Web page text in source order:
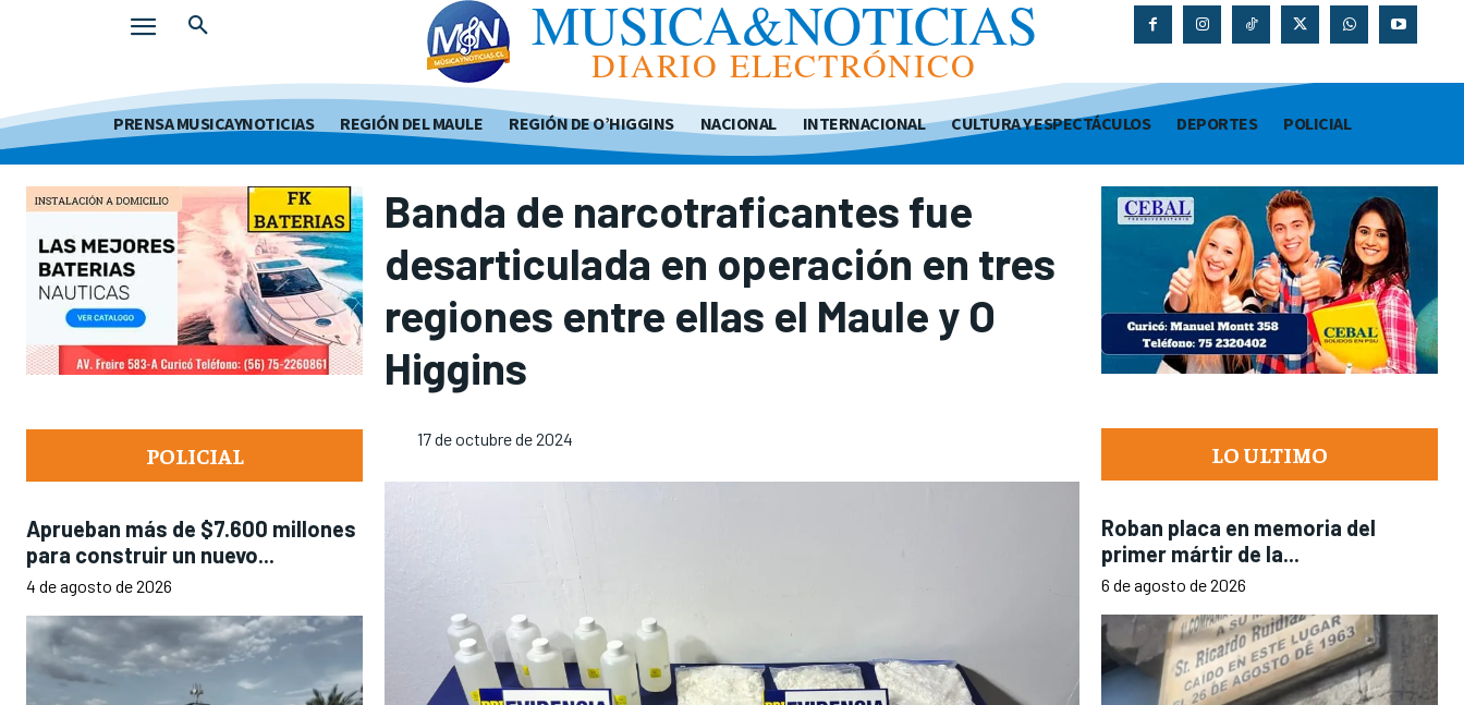
MUSICA&NOTICIAS
DIARIO ELECTRÓNICO
PRENSA MUSICAYNOTICIAS REGIÓN DEL MAULE REGIÓN DE O’HIGGINS NACIONAL INTERNACIONAL CULTURA Y ESPECTÁCULOS DEPORTES POLICIAL
POLICIAL
Aprueban más de $7.600 millones
para construir un nuevo...
4 de agosto de 2026
Banda de narcotraficantes fue
desarticulada en operación en tres
regiones entre ellas el Maule y O
Higgins
17 de octubre de 2024
LO ULTIMO
Roban placa en memoria del
primer mártir de la...
6 de agosto de 2026